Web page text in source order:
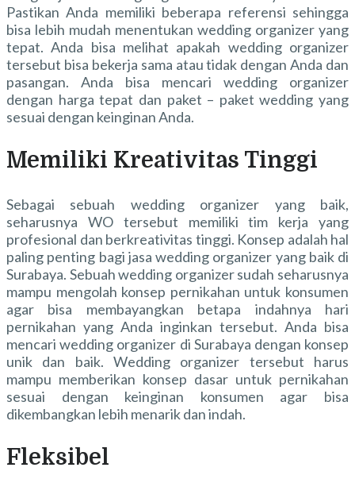
Pastikan Anda memiliki beberapa referensi sehingga
bisa lebih mudah menentukan wedding organizer yang
tepat. Anda bisa melihat apakah wedding organizer
tersebut bisa bekerja sama atau tidak dengan Anda dan
pasangan. Anda bisa mencari wedding organizer
dengan harga tepat dan paket – paket wedding yang
sesuai dengan keinginan Anda.
Memiliki Kreativitas Tinggi
Sebagai sebuah wedding organizer yang baik,
seharusnya WO tersebut memiliki tim kerja yang
profesional dan berkreativitas tinggi. Konsep adalah hal
paling penting bagi jasa wedding organizer yang baik di
Surabaya. Sebuah wedding organizer sudah seharusnya
mampu mengolah konsep pernikahan untuk konsumen
agar bisa membayangkan betapa indahnya hari
pernikahan yang Anda inginkan tersebut. Anda bisa
mencari wedding organizer di Surabaya dengan konsep
unik dan baik. Wedding organizer tersebut harus
mampu memberikan konsep dasar untuk pernikahan
sesuai dengan keinginan konsumen agar bisa
dikembangkan lebih menarik dan indah.
Fleksibel